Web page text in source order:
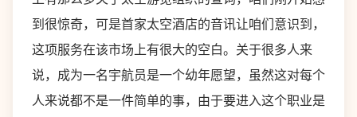
到很惊奇，可是首家太空酒店的音讯让咱们意识到，
这项服务在该市场上有很大的空白。关于很多人来
说，成为一名宇航员是一个幼年愿望，虽然这对每个
人来说都不是一件简单的事，由于要进入这个职业是